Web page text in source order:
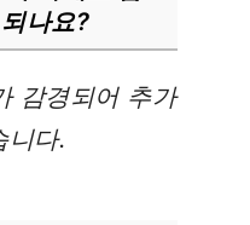
나요?
감경되어 추가
니다.